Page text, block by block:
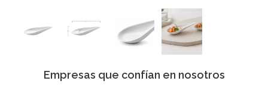
Empresas que confían en nosotros